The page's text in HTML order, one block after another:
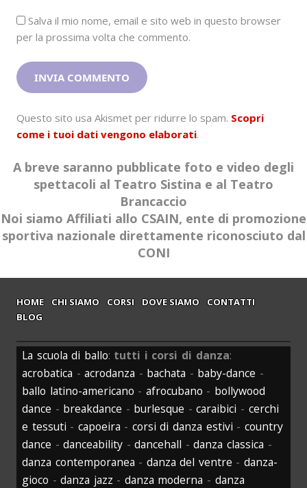
Salva il mio nome, email e sito web in questo browser
per la prossima volta che commento.
Questo sito usa Akismet per ridurre lo spam. Scopri
come i tuoi dati vengono elaborati.
A breve saranno pubblicate foto e video degli
spettacoli al Teatro Sistina e al Teatro
Brancaccio
Noi siamo Affiliati allo CSAIN, ente di promozione
sportiva nazionale direttamente riconosciuto dal
CONI
HOME CHI SIAMO CORSI DOVE SIAMO
CONTATTI
BLOG
La scuola di ballo: tutti i corsi di danza:
acrobatica -acrodanza - bachata - baby-dance -
ballo latino-americano - afrocubano - bollywood
dance - breakdance - burlesque -caraibici - cerchi
e tessuti - capoeira - corsi di danza estivi - country
dance -danceability -dancehall -danza classica -
danza contemporanea - danza del ventre -danza-
gioco -danza jazz - danza moderna - danza